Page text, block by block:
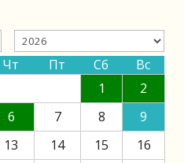
Чт Пт Сб
Вс
1
2
6 7 8
9
13 14 15
16